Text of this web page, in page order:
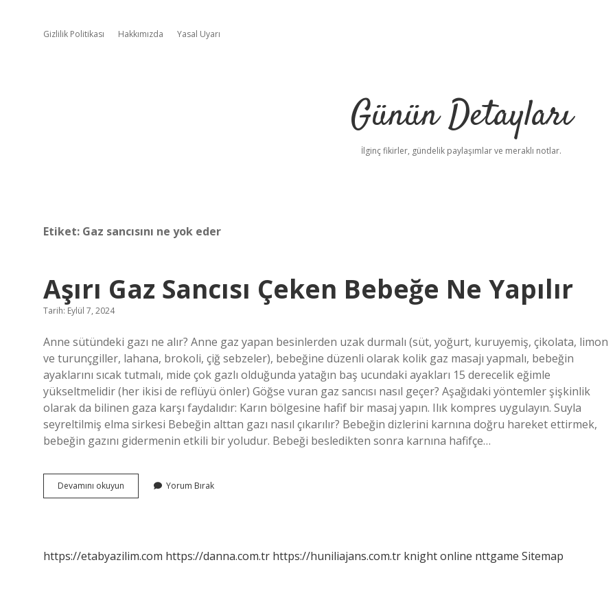
Gizlilik Politikası Hakkımızda Yasal Uyarı
Günün Detayları
İlginç fikirler, gündelik paylaşımlar ve meraklı notlar.
Etiket: Gaz sancısını ne yok eder
Aşırı Gaz Sancısı Çeken Bebeğe Ne Yapılır
Tarih: Eylül 7, 2024
Anne sütündeki gazı ne alır? Anne gaz yapan besinlerden uzak durmalı (süt, yoğurt, kuruyemiş, çikolata, limon
ve turunçgiller, lahana, brokoli, çiğ sebzeler), bebeğine düzenli olarak kolik gaz masajı yapmalı, bebeğin
ayaklarını sıcak tutmalı, mide çok gazlı olduğunda yatağın baş ucundaki ayakları 15 derecelik eğimle
yükseltmelidir (her ikisi de reflüyü önler) Göğse vuran gaz sancısı nasıl geçer? Aşağıdaki yöntemler şişkinlik
olarak da bilinen gaza karşı faydalıdır: Karın bölgesine hafif bir masaj yapın. Ilık kompres uygulayın. Suyla
seyreltilmiş elma sirkesi Bebeğin alttan gazı nasıl çıkarılır? Bebeğin dizlerini karnına doğru hareket ettirmek,
bebeğin gazını gidermenin etkili bir yoludur. Bebeği besledikten sonra karnına hafifçe…
Devamını okuyun
Gaz
Yapılır
Yorum Bırak
https://etabyazilim.com https://danna.com.tr https://huniliajans.com.tr knight online nttgame Sitemap